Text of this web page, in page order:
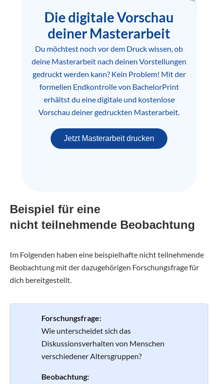
Die digitale Vorschau
deiner Masterarbeit
Du möchtest noch vor dem Druck wissen, ob
deine Masterarbeit nach deinen Vorstellungen
gedruckt werden kann? Kein Problem! Mit der
formellen Endkontrolle von BachelorPrint
erhältst du eine digitale und kostenlose
Vorschau deiner gedruckten Masterarbeit.
Jetzt Masterarbeit drucken
Beispiel für eine
nicht teilnehmende Beobachtung
Im Folgenden haben eine beispielhafte nicht teilnehmende
Beobachtung mit der dazugehörigen Forschungsfrage für
dich bereitgestellt.
Forschungsfrage:
Wie unterscheidet sich das
Diskussionsverhalten von Menschen
verschiedener Altersgruppen?
Beobachtung: